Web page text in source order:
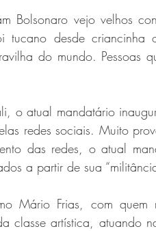
Bolsonaro vejo velhos
tucano desde criancinha
do mundo. Pessoas
o atual mandatário
redes sociais. Muito
das redes, o atual
a partir de sua
Mário Frias, com quem
classe artística, atuando